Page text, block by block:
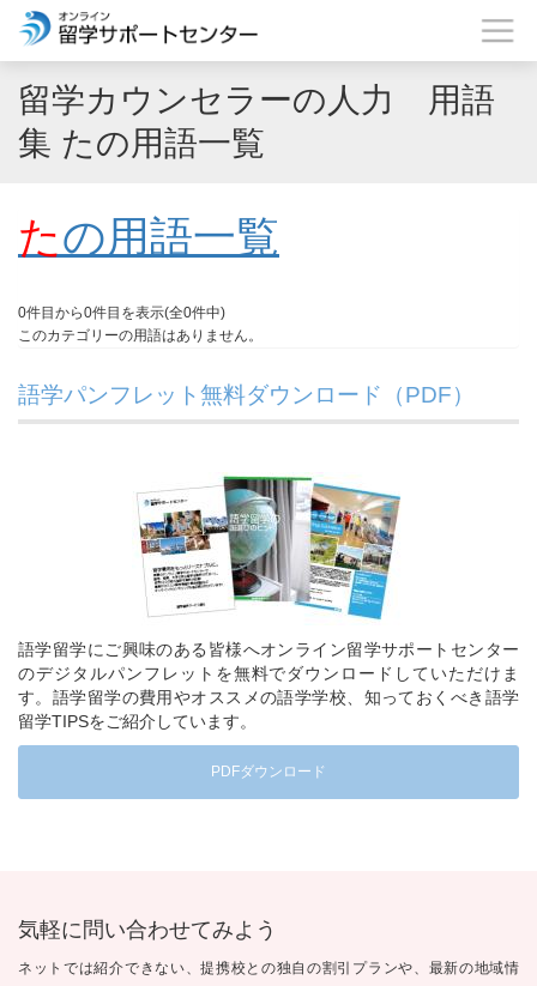
留学カウンセラーの人力 用語
集 たの用語一覧
たの用語一覧
0件目から0件目を表示(全0件中)
このカテゴリーの用語はありません。
語学パンフレット無料ダウンロード（PDF）
語学留学にご興味のある皆様へオンライン留学サポートセンター
のデジタルパンフレットを無料でダウンロードしていただけま
す。語学留学の費用やオススメの語学学校、知っておくべき語学
留学TIPSをご紹介しています。
PDFダウンロード
気軽に問い合わせてみよう
ネットでは紹介できない、提携校との独自の割引プランや、最新の地域情